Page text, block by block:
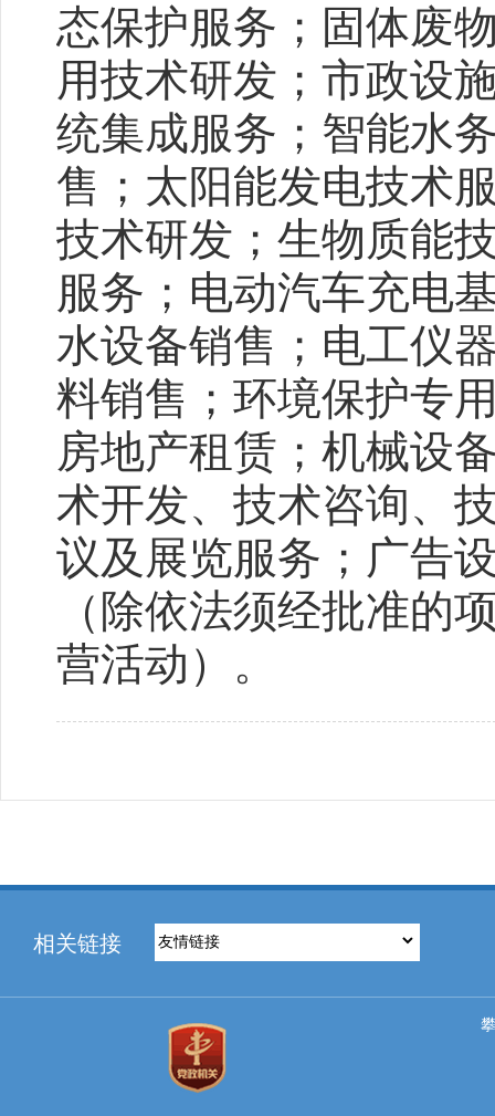
态保护服务；固体废
用技术研发；市政设
统集成服务；智能水
售；太阳能发电技术
技术研发；生物质能
服务；电动汽车充电
水设备销售；电工仪
料销售；环境保护专
房地产租赁；机械设
术开发、技术咨询、
议及展览服务；广告
（除依法须经批准的
营活动）。
相关链接